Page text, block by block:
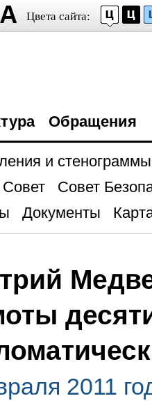
Цвета сайта:
Обращения
и стенограммы
Совет
Документы
2011